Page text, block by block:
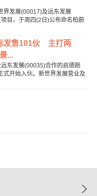
界发展(00017)及远东发展
目，于周四(2日)公布命名柏蔚
发售101伙 主打两
...
东发展(00035)合作的启德跑
式开始入伙。新世界发展营业及